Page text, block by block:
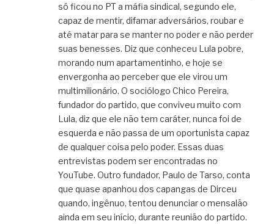
só ficou no PT a máfia sindical, segundo ele,
capaz de mentir, difamar adversários, roubar e
até matar para se manter no poder e não perder
suas benesses. Diz que conheceu Lula pobre,
morando num apartamentinho, e hoje se
envergonha ao perceber que ele virou um
multimilionário. O sociólogo Chico Pereira,
fundador do partido, que conviveu muito com
Lula, diz que ele não tem caráter, nunca foi de
esquerda e não passa de um oportunista capaz
de qualquer coisa pelo poder. Essas duas
entrevistas podem ser encontradas no
YouTube. Outro fundador, Paulo de Tarso, conta
que quase apanhou dos capangas de Dirceu
quando, ingênuo, tentou denunciar o mensalão
ainda em seu início, durante reunião do partido.